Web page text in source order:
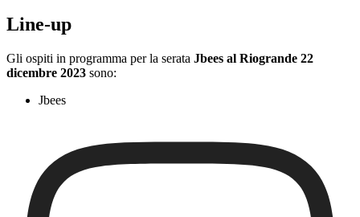
Line-up
Gli ospiti in programma per la serata Jbees al Riogrande 22
dicembre 2023 sono:
Jbees